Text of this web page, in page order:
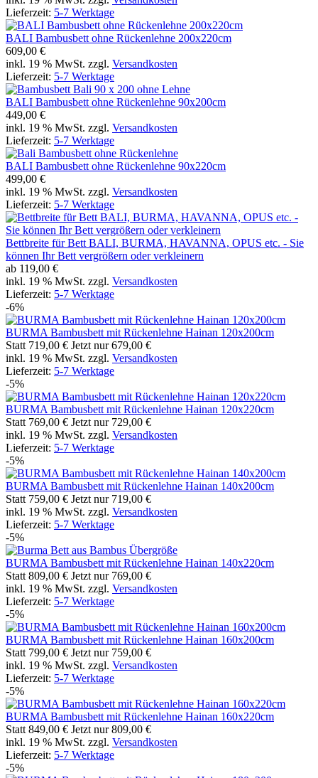
Lieferzeit: 5-7 Werktage
BALI Bambusbett ohne Rückenlehne 200x220cm
609,00 €
inkl. 19 % MwSt. zzgl. Versandkosten
Lieferzeit: 5-7 Werktage
BALI Bambusbett ohne Rückenlehne 90x200cm
449,00 €
inkl. 19 % MwSt. zzgl. Versandkosten
Lieferzeit: 5-7 Werktage
BALI Bambusbett ohne Rückenlehne 90x220cm
499,00 €
inkl. 19 % MwSt. zzgl. Versandkosten
Lieferzeit: 5-7 Werktage
Bettbreite für Bett BALI, BURMA, HAVANNA, OPUS etc. - Sie
können Ihr Bett vergrößern oder verkleinern
ab 119,00 €
inkl. 19 % MwSt. zzgl. Versandkosten
Lieferzeit: 5-7 Werktage
-6%
BURMA Bambusbett mit Rückenlehne Hainan 120x200cm
Statt 719,00 € Jetzt nur679,00 €
inkl. 19 % MwSt. zzgl. Versandkosten
Lieferzeit: 5-7 Werktage
-5%
BURMA Bambusbett mit Rückenlehne Hainan 120x220cm
Statt 769,00 € Jetzt nur 729,00 €
inkl. 19 % MwSt. zzgl. Versandkosten
Lieferzeit: 5-7 Werktage
-5%
BURMA Bambusbett mit Rückenlehne Hainan 140x200cm
Statt 759,00 € Jetzt nur 719,00 €
inkl. 19 % MwSt. zzgl. Versandkosten
Lieferzeit: 5-7 Werktage
-5%
BURMA Bambusbett mit Rückenlehne Hainan 140x220cm
Statt 809,00 € Jetzt nur 769,00 €
inkl. 19 % MwSt. zzgl. Versandkosten
Lieferzeit: 5-7 Werktage
-5%
BURMA Bambusbett mit Rückenlehne Hainan 160x200cm
Statt 799,00 € Jetzt nur 759,00 €
inkl. 19 % MwSt. zzgl. Versandkosten
Lieferzeit: 5-7 Werktage
-5%
BURMA Bambusbett mit Rückenlehne Hainan 160x220cm
Statt 849,00 € Jetzt nur809,00 €
inkl. 19 % MwSt. zzgl. Versandkosten
Lieferzeit: 5-7 Werktage
-5%